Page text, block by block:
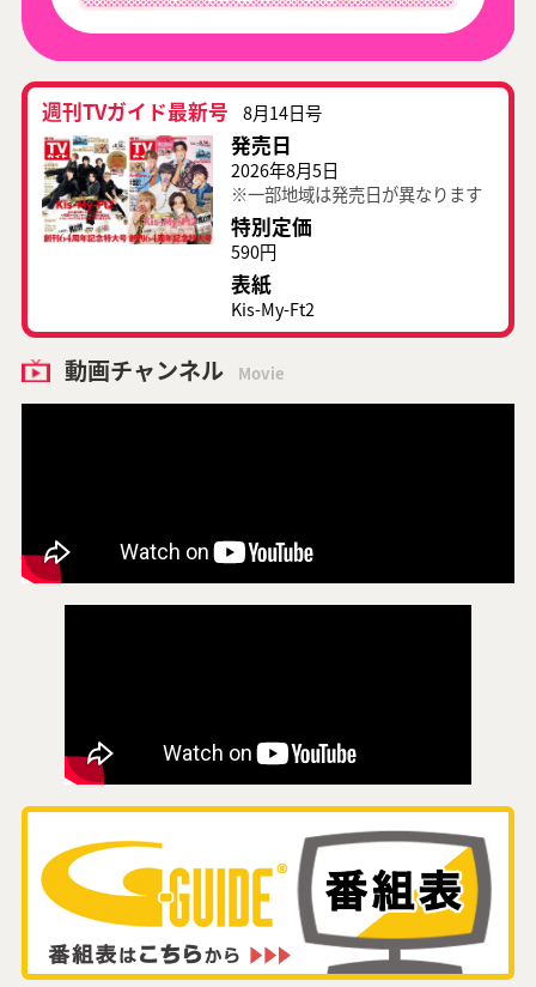
週刊TVガイド最新号 8月14日号
発売日
2026年8月5日
※一部地域は発売日が異なります
特別定価
590円
表紙
Kis-My-Ft2
動画チャンネル Movie